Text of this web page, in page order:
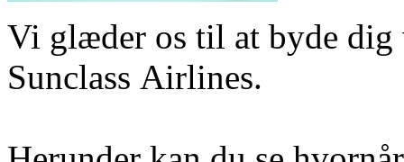
Vi glæder os til at byde dig
Sunclass Airlines.